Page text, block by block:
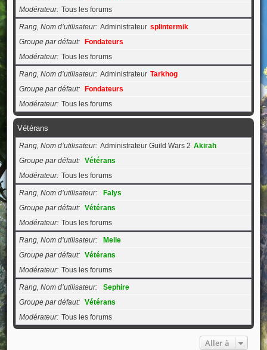
Modérateur Tous les forums
Rang, Nom d’utilisateur Administrateur splintermik
Groupe par défaut
Fondateurs
Modérateur Tous les forums
Rang, Nom d’utilisateur Administrateur Tarkhog
Groupe par défaut
Fondateurs
Modérateur Tous les forums
Vétérans
Rang, Nom d’utilisateur Administrateur Guild Wars 2 Akirah
Groupe par défaut
Vétérans
Modérateur Tous les forums
Rang, Nom d’utilisateur
Falys
Groupe par défaut
Vétérans
Modérateur Tous les forums
Rang, Nom d’utilisateur
Melie
Groupe par défaut
Vétérans
Modérateur Tous les forums
Rang, Nom d’utilisateur
Sephire
Groupe par défaut
Vétérans
Modérateur Tous les forums
Aller à